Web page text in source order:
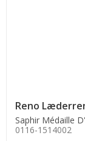
Reno
Saphir Médaille
0116-1514002